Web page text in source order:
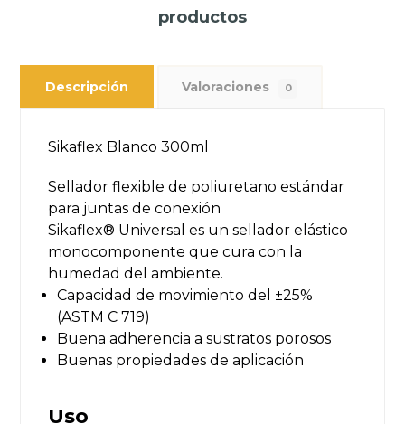
productos
Descripción Valoraciones 0
Sikaflex Blanco 300ml
Sellador flexible de poliuretano estándar
para juntas de conexión
Sikaflex® Universal es un sellador elástico
monocomponente que cura con la
humedad del ambiente.
Capacidad de movimiento del ±25%
(ASTM C 719)
Buena adherencia a sustratos porosos
Buenas propiedades de aplicación
Uso